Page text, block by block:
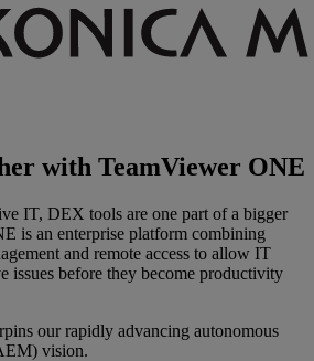
with TeamViewer ONE
IT, DEX tools are one part of a bigger
is an enterprise platform combining
and remote access to allow IT
issues before they become productivity
our rapidly advancing autonomous
vision.